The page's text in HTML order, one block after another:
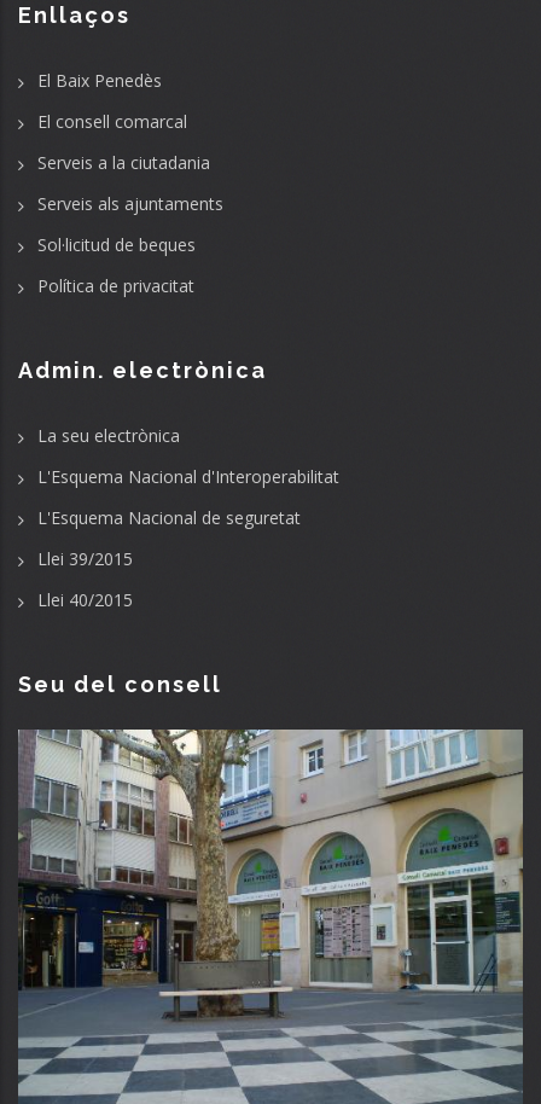
Enllaços
El Baix Penedès
El consell comarcal
Serveis a la ciutadania
Serveis als ajuntaments
Sol·licitud de beques
Política de privacitat
Admin. electrònica
La seu electrònica
L'Esquema Nacional d'Interoperabilitat
L'Esquema Nacional de seguretat
Llei 39/2015
Llei 40/2015
Seu del consell